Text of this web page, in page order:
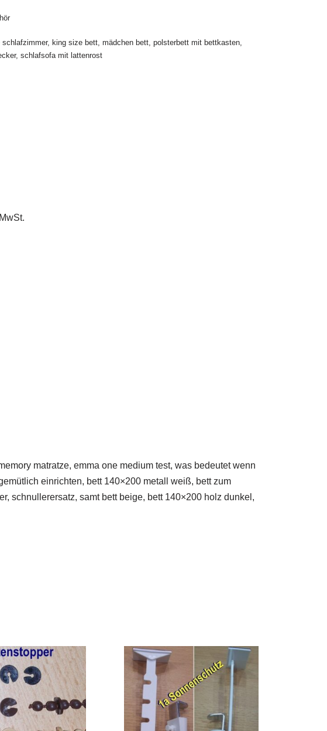
schlafzimmer, king size bett, mädchen bett, polsterbett mit bettkasten,
, schlafsofa mit lattenrost
matratze, emma one medium test, was bedeutet wenn
einrichten, bett 140×200 metall weiß, bett zum
schnullerersatz, samt bett beige, bett 140×200 holz dunkel,